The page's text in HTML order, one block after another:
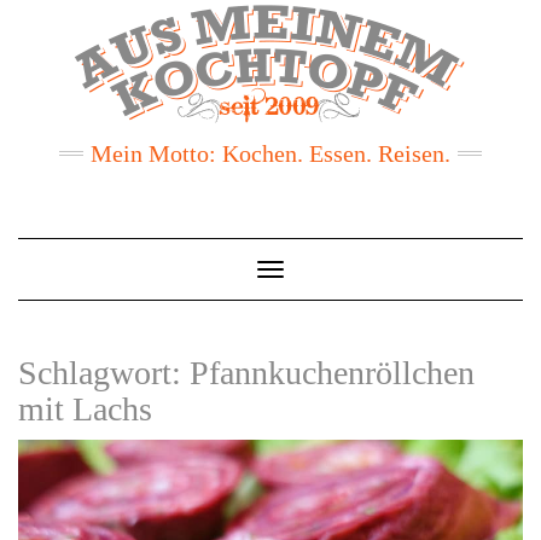
Mein Motto: Kochen. Essen. Reisen.
Toggle
Navigation
Schlagwort: Pfannkuchenröllchen
mit Lachs